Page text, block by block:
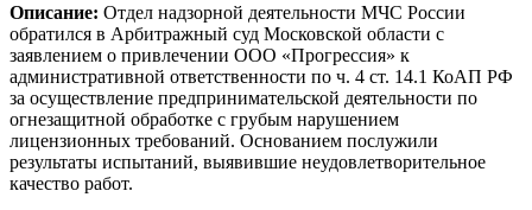
Описание: Отдел надзорной деятельности МЧС России
обратился в Арбитражный суд Московской области с
заявлением о привлечении ООО «Прогрессия» к
административной ответственности по ч. 4 ст. 14.1 КоАП РФ
за осуществление предпринимательской деятельности по
огнезащитной обработке с грубым нарушением
лицензионных требований. Основанием послужили
результаты испытаний, выявившие неудовлетворительное
качество работ.